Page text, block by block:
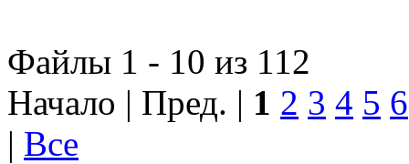
Файлы 1 - 10 из 112
Начало | Пред. | 1 2 3 4 5 6
| Все